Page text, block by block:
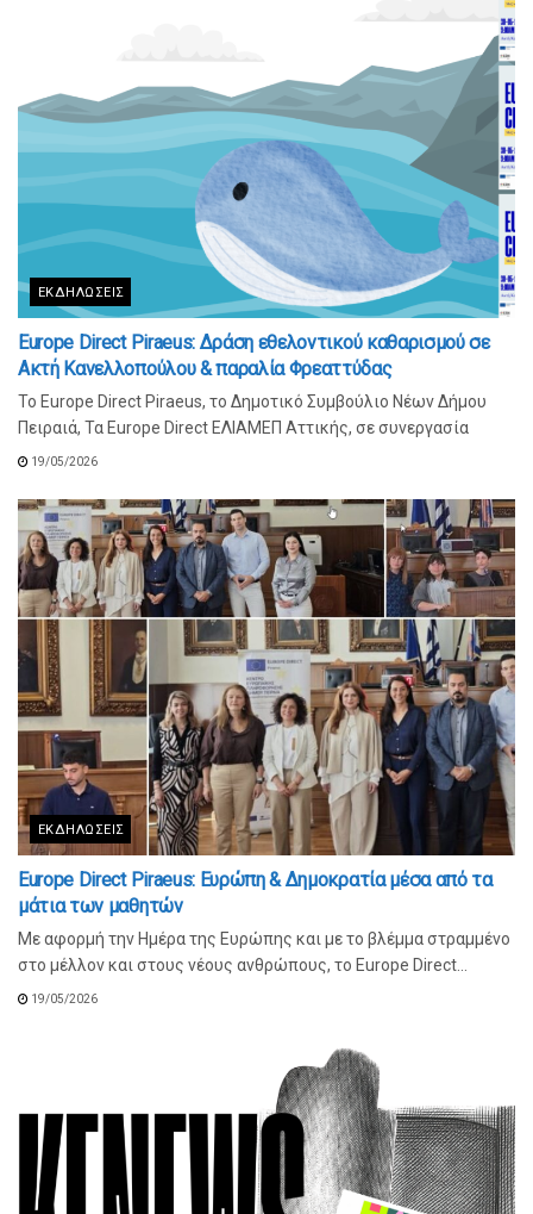
ΕΚΔΗΛΏΣΕΙΣ
Europe Direct Piraeus: Δράση εθελοντικού καθαρισμού σε
Ακτή Κανελλοπούλου & παραλία Φρεαττύδας
Το Europe Direct Piraeus, το Δημοτικό Συμβούλιο Νέων Δήμου
Πειραιά, Τα Europe Direct ΕΛΙΑΜΕΠ Αττικής, σε συνεργασία
19/05/2026
ΕΚΔΗΛΏΣΕΙΣ
Europe Direct Piraeus: Ευρώπη & Δημοκρατία μέσα από τα
μάτια των μαθητών
Με αφορμή την Ημέρα της Ευρώπης και με το βλέμμα στραμμένο
στο μέλλον και στους νέους ανθρώπους, το Europe Direct...
19/05/2026